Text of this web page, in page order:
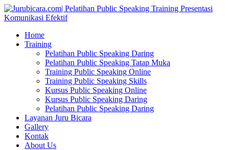
Home
Training
Pelatihan Public Speaking Daring
Pelatihan Public Speaking Tatap Muka
Training Public Speaking Online
Training Public Speaking Skills
Kursus Public Speaking Online
Kursus Public Speaking Daring
Pelatihan Public Speaking Daring
Layanan Juru Bicara
Gallery
Kontak
About Us